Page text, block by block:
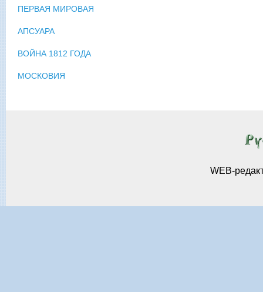
ПЕРВАЯ МИРОВАЯ
АПСУАРА
ВОЙНА 1812 ГОДА
МОСКОВИЯ
WEB-